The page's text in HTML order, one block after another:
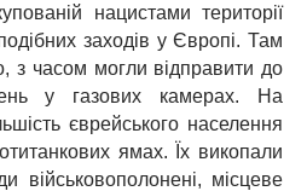
нацистами території
заходів у Європі. Там
з часом могли відправити до
у газових камерах. На
єврейського населення
ямах. Їх викопали
військовополонені, місцеве